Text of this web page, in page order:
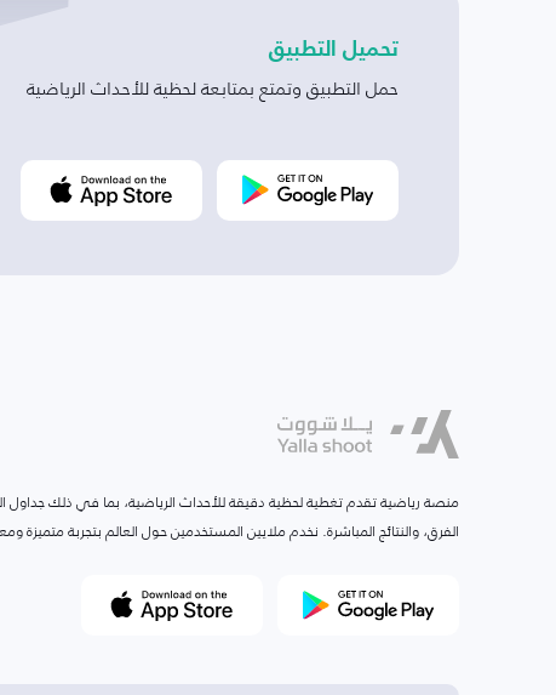
تحميل التطبيق
حمل التطبيق وتمتع بمتابعة لحظية للأحداث الرياضية
منصة رياضية تقدم تغطية لحظية دقيقة للأحداث الرياضية، بما في ذلك جداول
الفرق، والنتائج المباشرة. نخدم ملايين المستخدمين حول العالم بتجربة متميزة